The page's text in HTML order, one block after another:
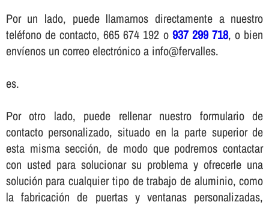
Por un lado, puede llamarnos directamente a nuestro
teléfono de contacto, 665 674 192 o 937 299 718, o bien
enví­enos un correo electrónico a info@fervalles.
es.
Por otro lado, puede rellenar nuestro formulario de
contacto personalizado, situado en la parte superior de
esta misma sección, de modo que podremos contactar
con usted para solucionar su problema y ofrecerle una
solución para cualquier tipo de trabajo de aluminio, como
la fabricación de puertas y ventanas personalizadas,